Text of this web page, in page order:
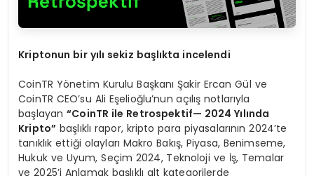
Kriptonun bir yılı sekiz başlıkta incelendi
CoinTR Yönetim Kurulu Başkanı Şakir Ercan Gül ve
CoinTR CEO’su Ali Eşelioğlu’nun açılış notlarıyla
başlayan“CoinTR ile Retrospektif— 2024 Yılında
Kripto” başlıklı rapor, kripto para piyasalarının 2024’te
tanıklık ettiği olayları Makro Bakış, Piyasa, Benimseme,
Hukuk ve Uyum, Seçim 2024, Teknoloji ve İş, Temalar
ve 2025’i Anlamak başlıklı alt kategorilerde